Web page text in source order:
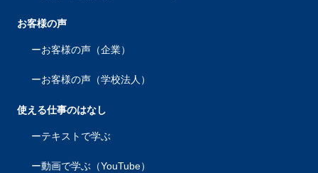
お客様の声
お客様の声（企業）
お客様の声（学校法人）
使える仕事のはなし
テキストで学ぶ
動画で学ぶ（YouTube）